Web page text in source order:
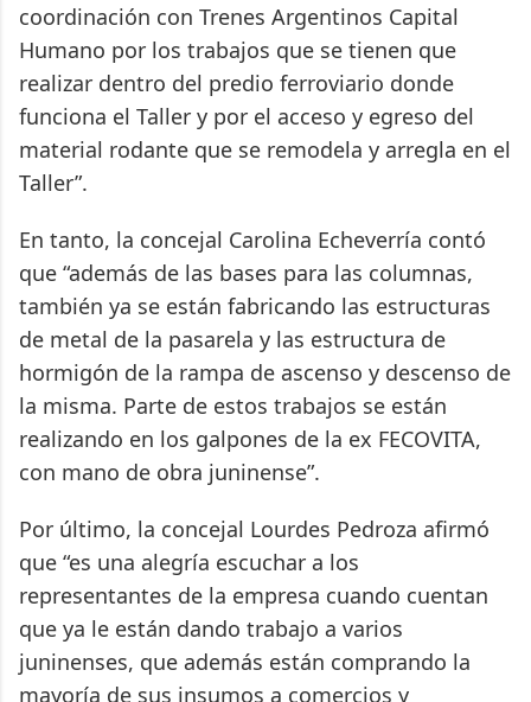
coordinación con Trenes Argentinos Capital
Humano por los trabajos que se tienen que
realizar dentro del predio ferroviario donde
funciona el Taller y por el acceso y egreso del
material rodante que se remodela y arregla en el
Taller”.
En tanto, la concejal Carolina Echeverría contó
que “además de las bases para las columnas,
también ya se están fabricando las estructuras
de metal de la pasarela y las estructura de
hormigón de la rampa de ascenso y descenso de
la misma. Parte de estos trabajos se están
realizando en los galpones de la ex FECOVITA,
con mano de obra juninense”.
Por último, la concejal Lourdes Pedroza afirmó
que “es una alegría escuchar a los
representantes de la empresa cuando cuentan
que ya le están dando trabajo a varios
juninenses, que además están comprando la
mayoría de sus insumos a comercios y